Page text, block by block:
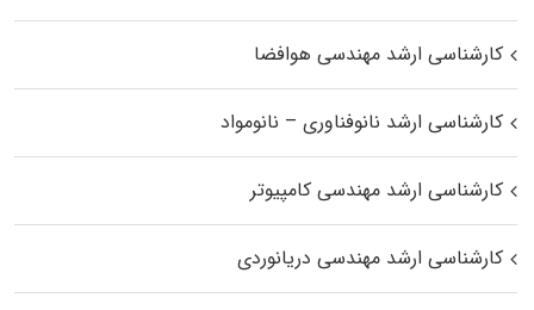
کارشناسی ارشد مهندسی هوافضا
کارشناسی ارشد نانوفناوری – نانومواد
کارشناسی ارشد مهندسی کامپیوتر
کارشناسی ارشد مهندسی دریانوردی